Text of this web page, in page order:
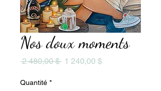
Nos doux moments
2 480,00 $ Prix
1 240,00 $
Quantité *